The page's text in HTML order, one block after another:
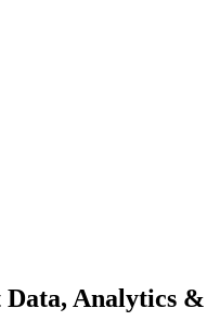
Analytics &